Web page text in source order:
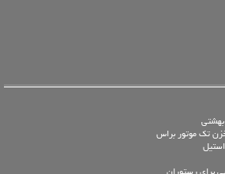
بهشتی
تک موتور براس